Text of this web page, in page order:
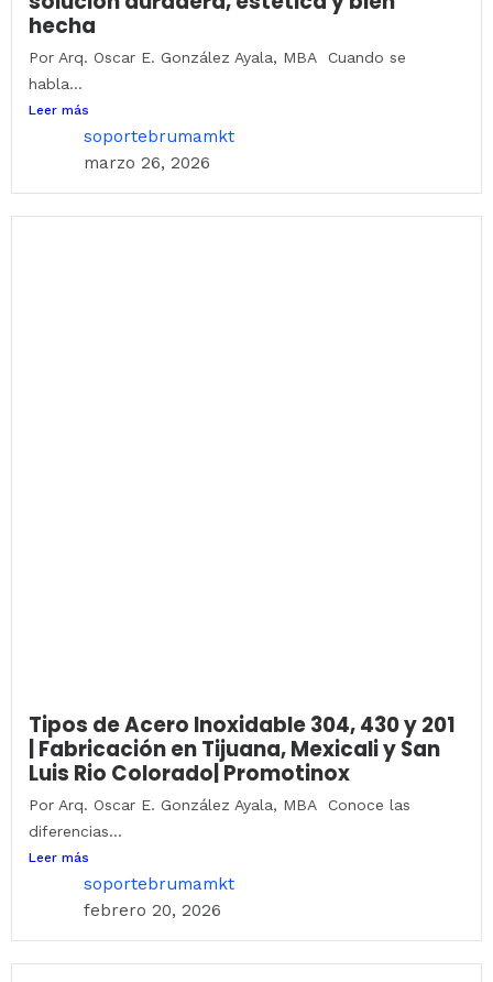
hecha
Por Arq. Oscar E. González Ayala, MBA Cuando se
habla...
Leer más
soportebrumamkt
marzo 26, 2026
Tipos de Acero Inoxidable 304, 430 y 201
| Fabricación en Tijuana, Mexicali y San
Luis Rio Colorado| Promotinox
Por Arq. Oscar E. González Ayala, MBA Conoce las
diferencias...
Leer más
soportebrumamkt
febrero 20, 2026